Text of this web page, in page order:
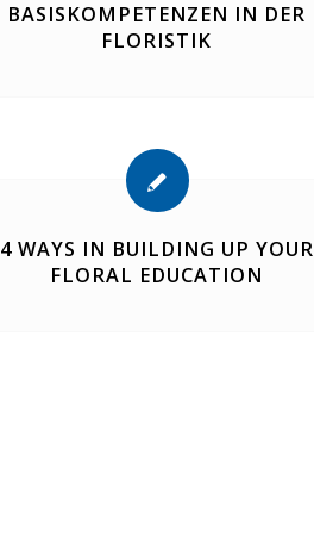
BASISKOMPETENZEN IN DER
FLORISTIK
4 WAYS IN BUILDING UP YOUR
FLORAL EDUCATION